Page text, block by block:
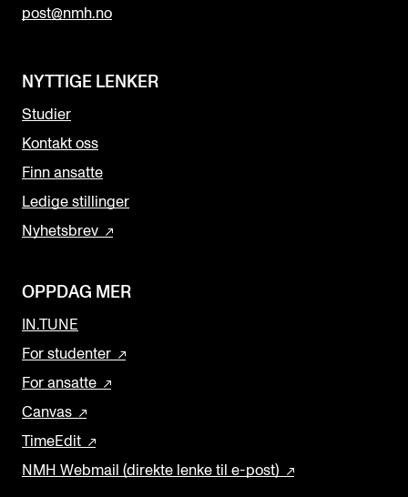
post@nmh.no
NYTTIGE LENKER
Studier
Kontakt oss
Finn ansatte
Ledige stillinger
Nyhetsbrev
OPPDAG MER
IN.TUNE
For studenter
For ansatte
Canvas
TimeEdit
NMH Webmail (direkte lenke til e-post)